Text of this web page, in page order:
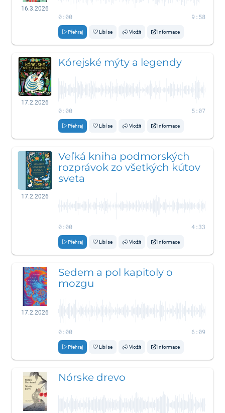
16.3.2026
0:00 9:58
Přehraj Líbí se Vložit Informace
17.2.2026
Kórejské mýty a legendy
0:00 5:07
Přehraj Líbí se Vložit Informace
17.2.2026
Veľká kniha podmorských
rozprávok zo všetkých kútov
sveta
0:00 4:33
Přehraj Líbí se Vložit Informace
17.2.2026
Sedem a pol kapitoly o
mozgu
0:00 6:09
Přehraj Líbí se Vložit Informace
Nórske drevo